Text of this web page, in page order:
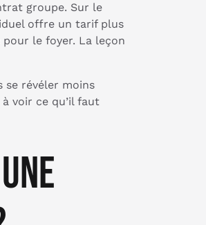
groupe. Sur le
offre un tarif plus
le foyer. La leçon
se révéler moins
voir ce qu’il faut